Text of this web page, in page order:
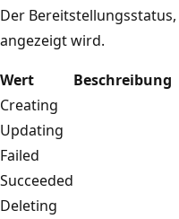
Der
angezeigt wird.
Wert
Beschreibung
Creating
Updating
Failed
Succeeded
Deleting